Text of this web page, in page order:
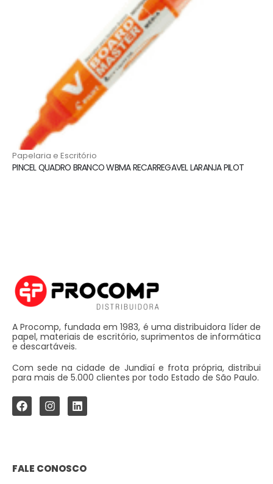
Papelaria e Escritório
PINCEL QUADRO BRANCO WBMA RECARREGAVEL LARANJA PILOT
A Procomp, fundada em 1983, é uma distribuidora líder de
papel, materiais de escritório, suprimentos de informática
e descartáveis.
Com sede na cidade de Jundiaí e frota própria, distribui
para mais de 5.000 clientes por todo Estado de São Paulo.
FALE CONOSCO